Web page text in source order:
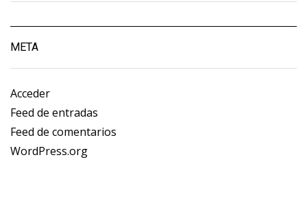
META
Acceder
Feed de entradas
Feed de comentarios
WordPress.org